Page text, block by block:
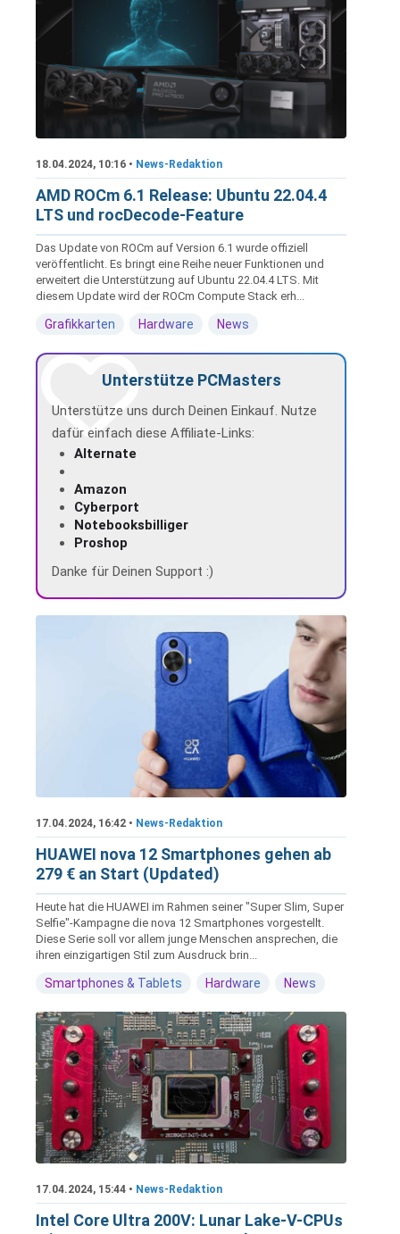
18.04.2024, 10:16 • News-Redaktion
AMD ROCm 6.1 Release: Ubuntu 22.04.4
LTS und rocDecode-Feature
Das Update von ROCm auf Version 6.1 wurde offiziell
veröffentlicht. Es bringt eine Reihe neuer Funktionen und
erweitert die Unterstützung auf Ubuntu 22.04.4 LTS. Mit
diesem Update wird der ROCm Compute Stack erh...
Grafikkarten Hardware News
Unterstütze PCMasters
Unterstütze uns durch Deinen Einkauf. Nutze
dafür einfach diese Affiliate-Links:
Alternate
Amazon
Cyberport
Notebooksbilliger
Proshop
Danke für Deinen Support :)
17.04.2024, 16:42 • News-Redaktion
HUAWEI nova 12 Smartphones gehen ab
279 € an Start (Updated)
Heute hat die HUAWEI im Rahmen seiner "Super Slim, Super
Selfie"-Kampagne die nova 12 Smartphones vorgestellt.
Diese Serie soll vor allem junge Menschen ansprechen, die
ihren einzigartigen Stil zum Ausdruck brin...
Smartphones & Tablets Hardware News
17.04.2024, 15:44 • News-Redaktion
Intel Core Ultra 200V: Lunar Lake-V-CPUs